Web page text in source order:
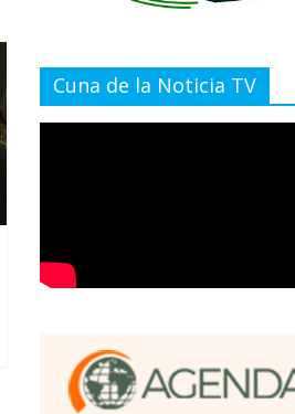
Cuna de la Noticia TV